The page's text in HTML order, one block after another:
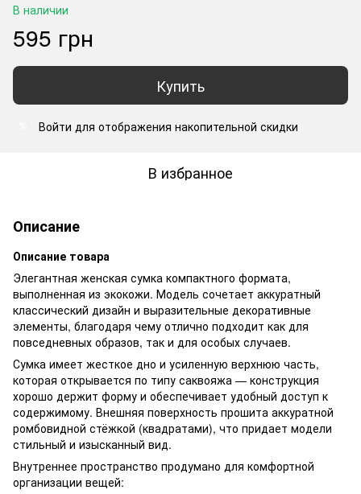
В наличии
595 грн
Купить
Войти для отображения накопительной скидки
В избранное
Описание
Описание товара
Элегантная женская сумка компактного формата,
выполненная из экокожи. Модель сочетает аккуратный
классический дизайн и выразительные декоративные
элементы, благодаря чему отлично подходит как для
повседневных образов, так и для особых случаев.
Сумка имеет жесткое дно и усиленную верхнюю часть,
которая открывается по типу саквояжа — конструкция
хорошо держит форму и обеспечивает удобный доступ к
содержимому. Внешняя поверхность прошита аккуратной
ромбовидной стёжкой (квадратами), что придает модели
стильный и изысканный вид.
Внутреннее пространство продумано для комфортной
организации вещей: